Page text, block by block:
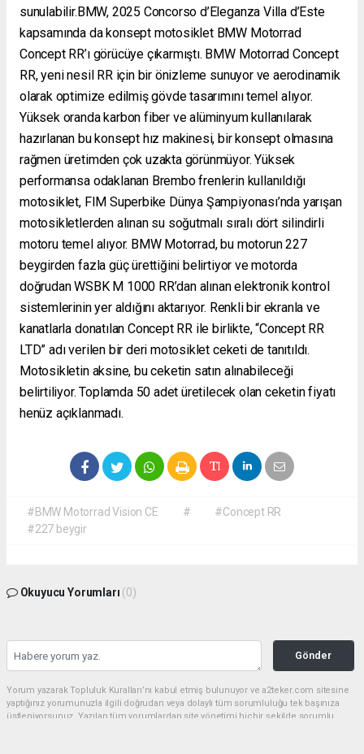
sunulabilir.BMW, 2025 Concorso d’Eleganza Villa d’Este
kapsamında da konsept motosiklet BMW Motorrad
Concept RR’ı görücüye çıkarmıştı. BMW Motorrad Concept
RR, yeni nesil RR için bir önizleme sunuyor ve aerodinamik
olarak optimize edilmiş gövde tasarımını temel alıyor.
Yüksek oranda karbon fiber ve alüminyum kullanılarak
hazırlanan bu konsept hız makinesi, bir konsept olmasına
rağmen üretimden çok uzakta görünmüyor. Yüksek
performansa odaklanan Brembo frenlerin kullanıldığı
motosiklet, FIM Superbike Dünya Şampiyonası’nda yarışan
motosikletlerden alınan su soğutmalı sıralı dört silindirli
motoru temel alıyor. BMW Motorrad, bu motorun 227
beygirden fazla güç ürettiğini belirtiyor ve motorda
doğrudan WSBK M 1000 RR’dan alınan elektronik kontrol
sistemlerinin yer aldığını aktarıyor. Renkli bir ekranla ve
kanatlarla donatılan Concept RR ile birlikte, “Concept RR
LTD” adı verilen bir deri motosiklet ceketi de tanıtıldı.
Motosikletin aksine, bu ceketin satın alınabileceği
belirtiliyor. Toplamda 50 adet üretilecek olan ceketin fiyatı
henüz açıklanmadı.
#BMW Motorrad Vision CE #
#Concept RR
#227 beygir
Okuyucu Yorumları (0)
Gönder
Yorum yazarak Topluluk Kuralları’nı kabul etmiş bulunuyor ve a2teker.com sitesine
yaptığınız yorumunuzla ilgili doğrudan veya dolaylı tüm sorumluluğu tek başınıza
üstleniyorsunuz. Yazılan tüm yorumlardan site yönetimi hiçbir şekilde sorumlu